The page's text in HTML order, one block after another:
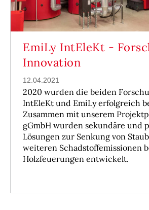
EmiLy IntEleKt -
Innovation
12.04.2021
2020 wurden die beiden
IntEleKt und EmiLy erfolgreich
Zusammen mit unserem
gGmbH wurden sekundäre und
Lösungen zur Senkung von
weiteren Schadstoffemissionen
Holzfeuerungen entwickelt.